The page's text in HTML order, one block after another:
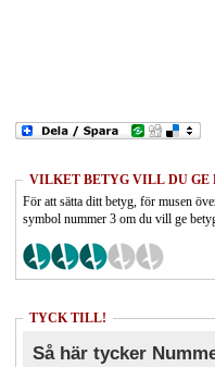
VILKET BETYG VILL DU GE
För att sätta ditt betyg, för musen
symbol nummer 3 om du vill ge
TYCK TILL!
Så här tycker